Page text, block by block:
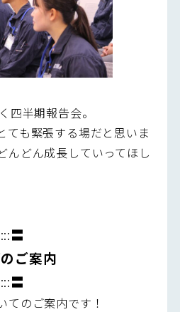
半期報告会。
ても緊張する場だと思いま
んどん成長していってほし
〓
ご案内
〓
てのご案内です！